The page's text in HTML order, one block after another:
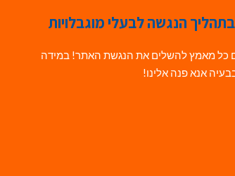
הנגשה לבעלי מוגבלויות
כל מאמץ להשלים את הנגשת האתר! במידה
אנא פנה אלינו!